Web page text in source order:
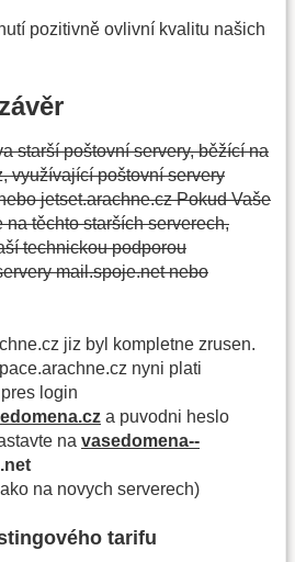
pozitivně ovlivní kvalitu našich
starší poštovní servery, běžící na
využívající poštovní servery
jetset.arachne.cz Pokud Vaše
těchto starších serverech,
technickou podporou
mail.spoje.net nebo
jiz byl kompletne zrusen.
nyni plati
login
a puvodni heslo
na vasedomena--
na novych serverech)
tarifu